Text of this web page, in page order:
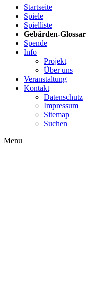
Startseite
Spiele
Spielliste
Gebärden-Glossar
Spende
Info
Projekt
Über uns
Veranstaltung
Kontakt
Datenschutz
Impressum
Sitemap
Suchen
Menu